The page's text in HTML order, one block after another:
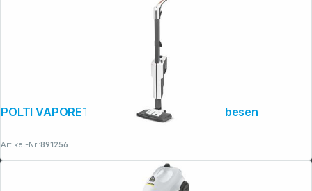
POLTI VAPORETTO SV660 STYLE Dampfbesen
Artikel-Nr.:891256